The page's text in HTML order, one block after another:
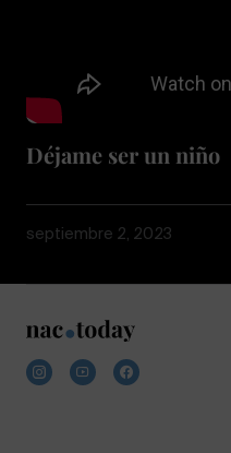
Déjame ser un niño
septiembre 2, 2023